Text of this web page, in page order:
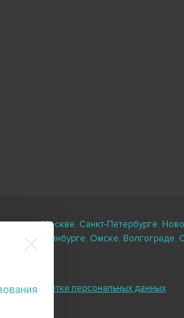
есть вМоскве, Санкт-Петербурге,
Екатеринбурге, Омске, Волгограде,
обработки персональных данных.